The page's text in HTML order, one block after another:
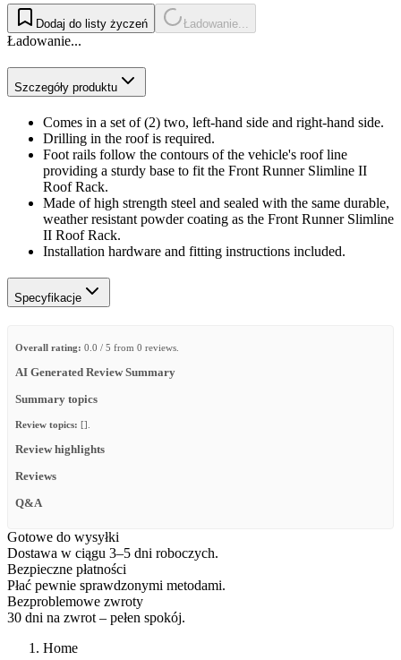
Dodaj do listy życzeń Ładowanie...
Ładowanie...
Szczegóły produktu
Comes in a set of (2) two, left-hand side and right-hand side.
Drilling in the roof is required.
Foot rails follow the contours of the vehicle's roof line
providing a sturdy base to fit the Front Runner Slimline II
Roof Rack.
Made of high strength steel and sealed with the same durable,
weather resistant powder coating as the Front Runner Slimline
II Roof Rack.
Installation hardware and fitting instructions included.
Specyfikacje
Overall rating: 0.0 / 5 from 0 reviews.
AI Generated Review Summary
Summary topics
Review topics: [].
Review highlights
Reviews
Q&A
Gotowe do wysyłki
Dostawa w ciągu 3–5 dni roboczych.
Bezpieczne płatności
Płać pewnie sprawdzonymi metodami.
Bezproblemowe zwroty
30 dni na zwrot – pełen spokój.
Home